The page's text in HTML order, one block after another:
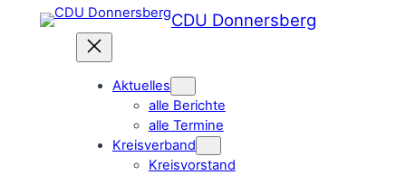
CDU Donnersberg
Aktuelles
alle Berichte
alle Termine
Kreisverband
Kreisvorstand